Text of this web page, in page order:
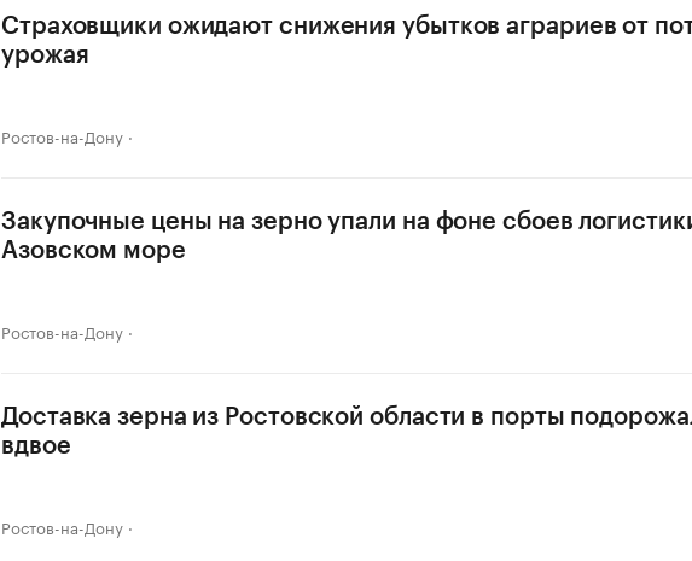
Страховщики ожидают снижения убытков аграриев от
урожая
Ростов-на-Дону
Закупочные цены на зерно упали на фоне сбоев
Азовском море
Ростов-на-Дону
Доставка зерна из Ростовской области в порты
вдвое
Ростов-на-Дону